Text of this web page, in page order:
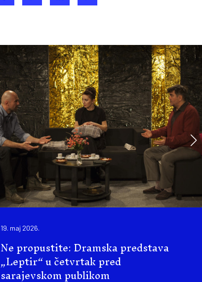
19. maj 2026.
Ne propustite: Dramska predstava
„Leptir“ u četvrtak pred
sarajevskom publikom